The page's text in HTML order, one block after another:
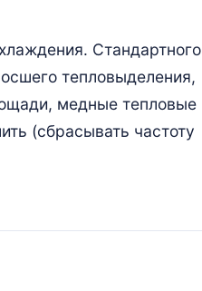
Стандартного
тепловыделения,
медные тепловые
(сбрасывать частоту